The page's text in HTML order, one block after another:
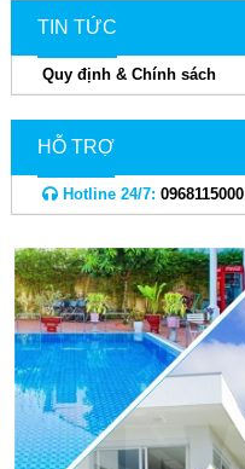
TIN TỨC
Quy định & Chính sách
HỖ TRỢ
Hotline 24/7: 0968115000